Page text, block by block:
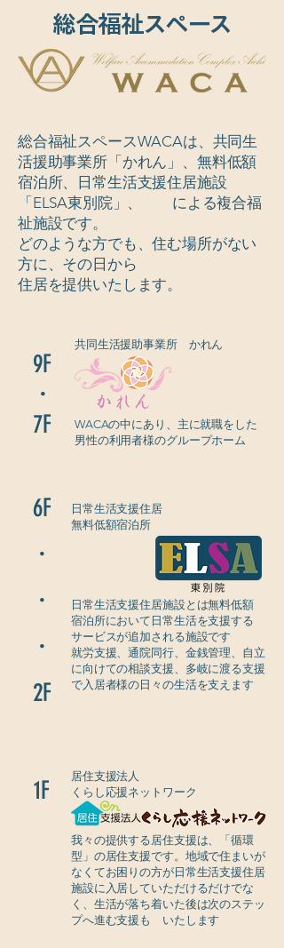
総合福祉スペース
総合福祉スペースWACAは、共同生
活援助事業所「かれん」、無料低額
宿泊所、日常生活支援住居施設
「ELSA東別院」、 による複合福
祉施設です。
どのような方でも、住む場所がない
方に、その日から
​住居を提供いたします。
9F
​・
7F
共同生活援助事業所 かれん
WACAの中にあり、主に就職をした
​男性の利用者様のグループホーム
6F
​・
・
・
2F
日常生活支援住居
無料低額宿泊所
日常生活支援住居施設とは無料低額
宿泊所において日常生活を支援する
サービスが追加される施設です
就労支援、通院同行、金銭管理、自立
に向けての相談支援、多岐に渡る支援
​で入居者様の日々の生活を支えます
1F
居住支援法人
くらし応援ネットワーク
我々の提供する居住支援は、「循環
型」の居住支援です。地域で住まいが
なくてお困りの方が日常生活支援住居
施設に入居していただけるだけでな
く、生活が落ち着いた後は次のステッ
プへ進む支援も いたします